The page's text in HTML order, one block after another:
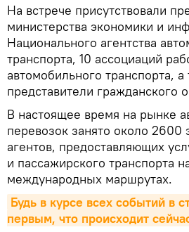
На встрече присутствовали
министерства экономики и
Национального агентства
транспорта, 10 ассоциаций
автомобильного транспорта, а
представители гражданского
В настоящее время на рынке
перевозок занято около 2600
агентов, предоставляющих
и пассажирского транспорта
международных маршрутах.
Будь в курсе всех событий в
первым, что происходит